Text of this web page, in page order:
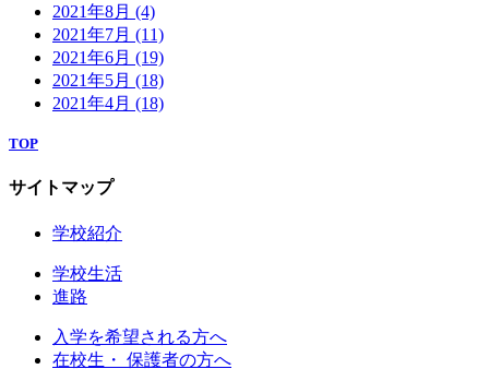
2021年8月 (4)
2021年7月 (11)
2021年6月 (19)
2021年5月 (18)
2021年4月 (18)
TOP
サイトマップ
学校紹介
学校生活
進路
入学を希望される方へ
在校生・ 保護者の方へ